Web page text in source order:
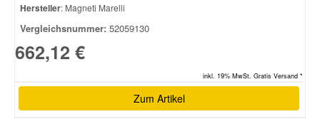
Hersteller: Magneti Marelli
Vergleichsnummer: 52059130
662,12 €
inkl. 19% MwSt. Gratis Versand *
Zum Artikel